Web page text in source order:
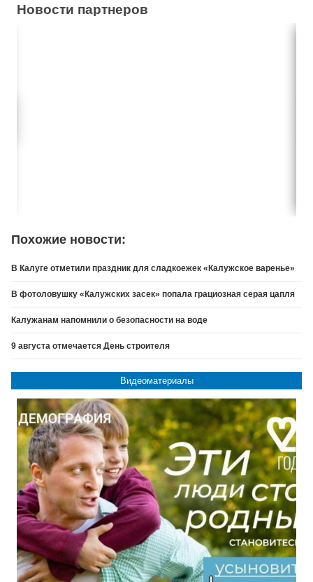
Новости партнеров
Похожие новости:
В Калуге отметили праздник для сладкоежек «Калужское варенье»
В фотоловушку «Калужских засек» попала грациозная серая цапля
Калужанам напомнили о безопасности на воде
9 августа отмечается День строителя
Видеоматериалы